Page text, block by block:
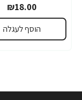
₪18.00
הוסף לעגלה